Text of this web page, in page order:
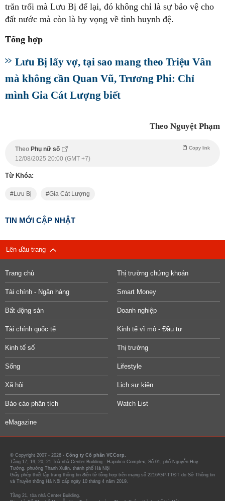
trăn trối mà Lưu Bị để lại, đó không chỉ là sự bảo vệ cho
đất nước mà còn là hy vọng về tình huynh đệ.
Tổng hợp
Lưu Bị lấy vợ, tại sao mang theo Triệu Vân
mà không cần Quan Vũ, Trương Phi: Chỉ
mình Gia Cát Lượng biết
Theo Nguyệt Phạm
Theo Phụ nữ số Copy link
12/08/2025 20:00 (GMT +7)
Từ Khóa:
Lưu Bị Gia Cát Lượng
TIN MỚI CẬP NHẬT
Lên đầu trang
Trang chủ Thị trường chứng khoán
Tài chính - Ngân hàng Smart Money
Bất động sản Doanh nghiệp
Tài chính quốc tế Kinh tế vĩ mô - Đầu tư
Kinh tế số Thị trường
Sống Lifestyle
Xã hội Lịch sự kiện
Báo cáo phân tích Watch List
eMagazine
© Copyright 2007 - 2026 - Công ty Cổ phần VCCorp.
Tầng 17, 19, 20, 21 Toà nhà Center Building - Hapulico Complex, Số 01, phố Nguyễn Huy
Tưởng, phường Thanh Xuân, thành phố Hà Nội
Giấy phép thiết lập trang thông tin điện tử tổng hợp trên mạng số 2216/GP-TTĐT do Sở Thông tin
và Truyền thông Hà Nội cấp ngày 10 tháng 4 năm 2019.
Tầng 21, tòa nhà Center Building.